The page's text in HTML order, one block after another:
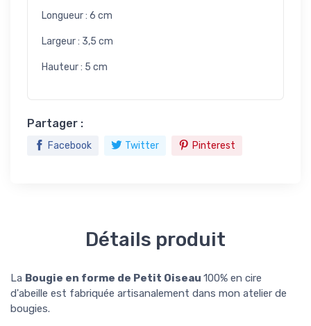
Longueur : 6 cm
Largeur : 3,5 cm
Hauteur : 5 cm
Partager :
Facebook Twitter Pinterest
Détails produit
La Bougie en forme de Petit Oiseau 100% en cire
d'abeille est fabriquée artisanalement dans mon atelier de
bougies.